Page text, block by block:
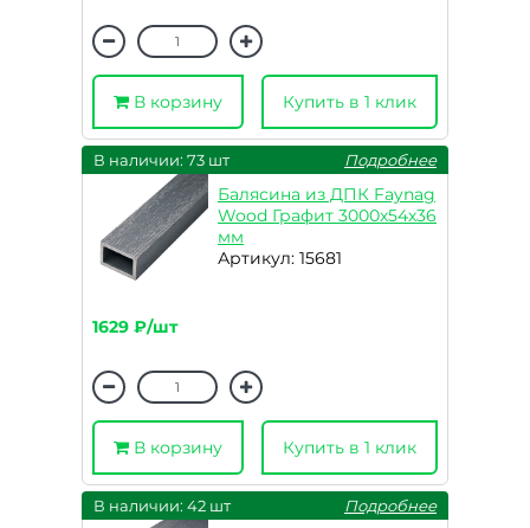
В корзину Купить в 1 клик
В наличии: 73 шт Подробнее
Балясина из ДПК Faynag
Wood Графит 3000х54х36
мм
Артикул: 15681
1629 ₽/шт
В корзину Купить в 1 клик
В наличии: 42 шт Подробнее